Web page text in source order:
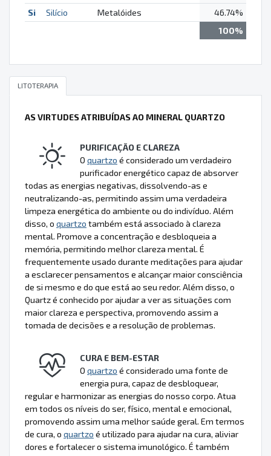
Si
Silício Metalóides
46.74%
100%
LITOTERAPIA
AS VIRTUDES ATRIBUÍDAS AO MINERAL QUARTZO
PURIFICAÇÃO E CLAREZA
O quartzo é considerado um verdadeiro
purificador energético capaz de absorver
todas as energias negativas, dissolvendo-as e
neutralizando-as, permitindo assim uma verdadeira
limpeza energética do ambiente ou do indivíduo. Além
disso, o quartzo também está associado à clareza
mental. Promove a concentração e desbloqueia a
memória, permitindo melhor clareza mental. É
frequentemente usado durante meditações para ajudar
a esclarecer pensamentos e alcançar maior consciência
de si mesmo e do que está ao seu redor. Além disso, o
Quartz é conhecido por ajudar a ver as situações com
maior clareza e perspectiva, promovendo assim a
tomada de decisões e a resolução de problemas.
CURA E BEM-ESTAR
O quartzo é considerado uma fonte de
energia pura, capaz de desbloquear,
regular e harmonizar as energias do nosso corpo. Atua
em todos os níveis do ser, físico, mental e emocional,
promovendo assim uma melhor saúde geral. Em termos
de cura, o quartzo é utilizado para ajudar na cura, aliviar
dores e fortalecer o sistema imunológico. É também